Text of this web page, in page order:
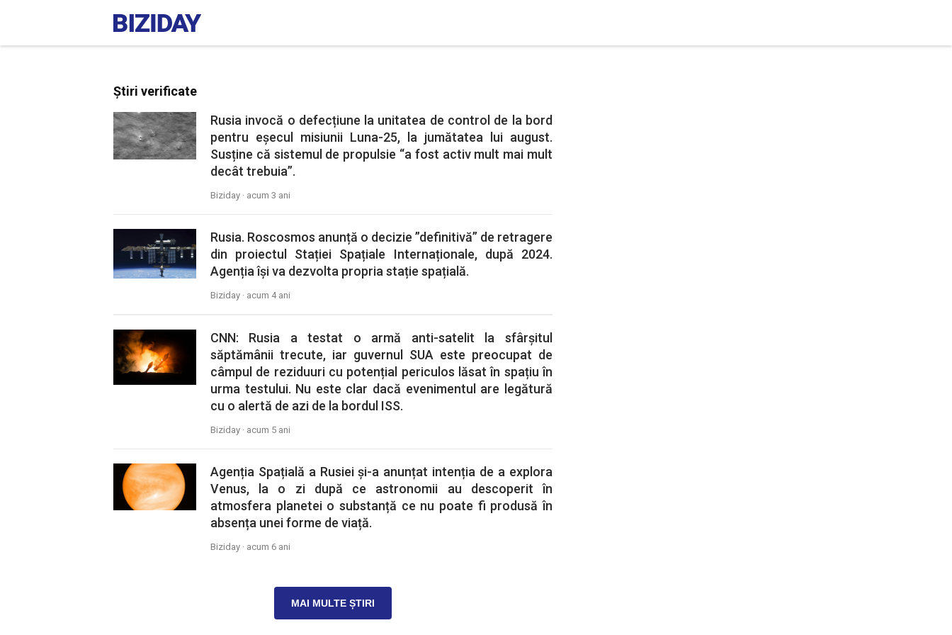
Știri verificate
Rusia invocă o defecțiune la unitatea de control de la bord
pentru eșecul misiunii Luna-25, la jumătatea lui august.
Susține că sistemul de propulsie “a fost activ mult mai mult
decât trebuia”.
Biziday · acum 3 ani
Rusia. Roscosmos anunță o decizie ”definitivă” de retragere
din proiectul Stației Spațiale Internaționale, după 2024.
Agenția își va dezvolta propria stație spațială.
Biziday · acum 4 ani
CNN: Rusia a testat o armă anti-satelit la sfârșitul
săptămânii trecute, iar guvernul SUA este preocupat de
câmpul de reziduuri cu potențial periculos lăsat în spațiu în
urma testului. Nu este clar dacă evenimentul are legătură
cu o alertă de azi de la bordul ISS.
Biziday · acum 5 ani
Agenția Spațială a Rusiei și-a anunțat intenția de a explora
Venus, la o zi după ce astronomii au descoperit în
atmosfera planetei o substanță ce nu poate fi produsă în
absența unei forme de viață.
Biziday · acum 6 ani
MAI MULTE ȘTIRI